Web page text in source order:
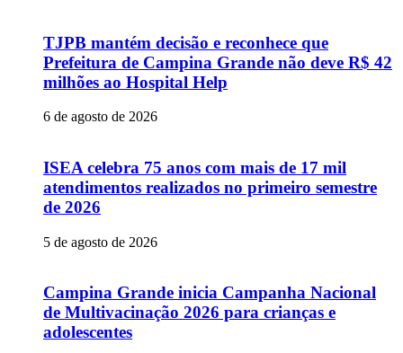
TJPB mantém decisão e reconhece que
Prefeitura de Campina Grande não deve R$ 42
milhões ao Hospital Help
6 de agosto de 2026
ISEA celebra 75 anos com mais de 17 mil
atendimentos realizados no primeiro semestre
de 2026
5 de agosto de 2026
Campina Grande inicia Campanha Nacional
de Multivacinação 2026 para crianças e
adolescentes